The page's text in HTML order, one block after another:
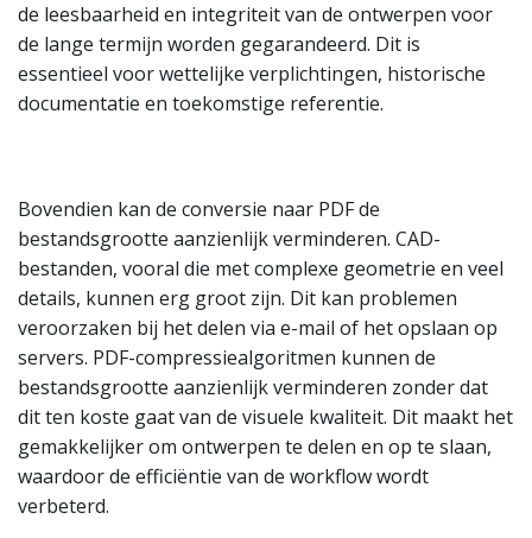
de leesbaarheid en integriteit van de ontwerpen voor
de lange termijn worden gegarandeerd. Dit is
essentieel voor wettelijke verplichtingen, historische
documentatie en toekomstige referentie.
Bovendien kan de conversie naar PDF de
bestandsgrootte aanzienlijk verminderen. CAD-
bestanden, vooral die met complexe geometrie en veel
details, kunnen erg groot zijn. Dit kan problemen
veroorzaken bij het delen via e-mail of het opslaan op
servers. PDF-compressiealgoritmen kunnen de
bestandsgrootte aanzienlijk verminderen zonder dat
dit ten koste gaat van de visuele kwaliteit. Dit maakt het
gemakkelijker om ontwerpen te delen en op te slaan,
waardoor de efficiëntie van de workflow wordt
verbeterd.